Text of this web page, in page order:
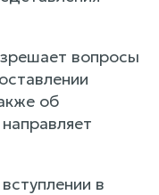
вопросы
об
в